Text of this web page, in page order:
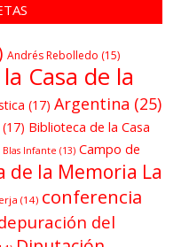
Andrés Rebolledo (15)
Casa de la
(17) Argentina (25)
(17) Biblioteca de la Casa
Blas Infante (13) Campo de
de la Memoria La
(14) conferencia
del